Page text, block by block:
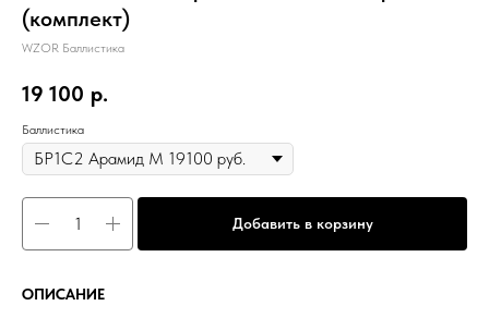
(комплект)
WZOR Баллистика
19 100 р.
Баллистика
Добавить в корзину
ОПИСАНИЕ